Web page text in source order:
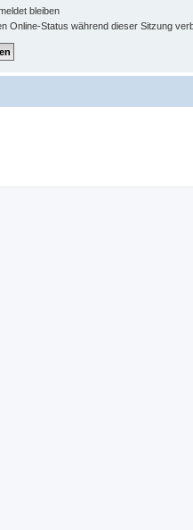
bleiben
Online-Status während dieser Sitzung